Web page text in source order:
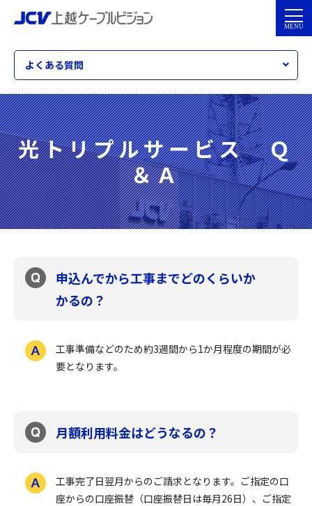
よくある質問
光トリプルサービス Ｑ
＆Ａ
申込んでから工事までどのくらいか
かるの？
工事準備などのため約3週間から1か月程度の期間が必
要となります。
月額利用料金はどうなるの？
工事完了日翌月からのご請求となります。ご指定の口
座からの口座振替（口座振替日は毎月26日）、ご指定